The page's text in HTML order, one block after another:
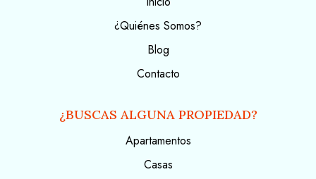
¿Quiénes Somos?
Blog
Contacto
¿BUSCAS ALGUNA PROPIEDAD?
Apartamentos
Casas